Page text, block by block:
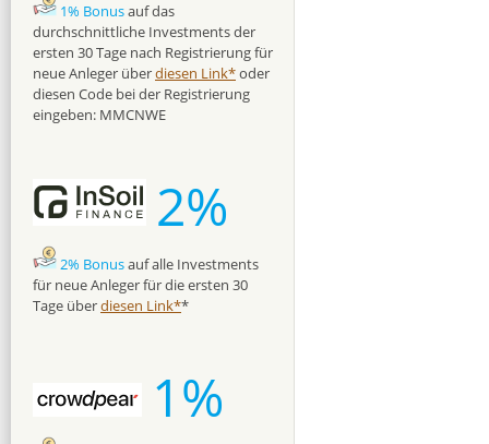
1% Bonusauf das
durchschnittliche Investments der
ersten 30 Tage nach Registrierung für
neue Anleger überdiesen Link*oder
diesen Code bei der Registrierung
eingeben: MMCNWE
2%
2% Bonusauf alle Investments
für neue Anleger für die ersten 30
Tage überdiesen Link**
1%